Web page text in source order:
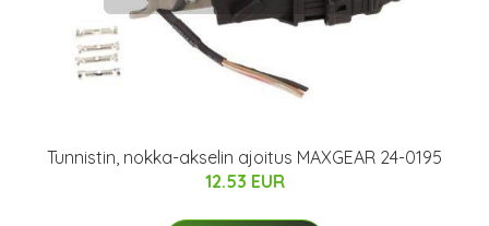
Tunnistin, nokka-akselin ajoitus MAXGEAR 24-0195
12.53 EUR